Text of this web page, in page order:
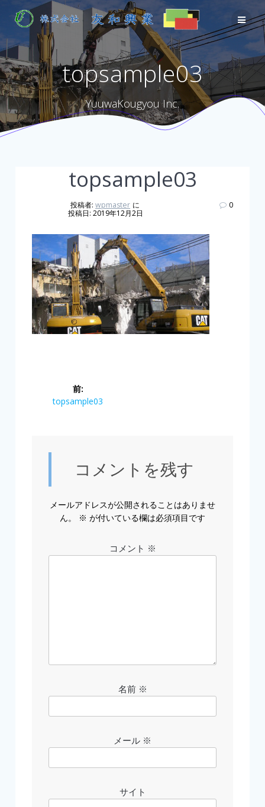
Skip
to
content
topsample03
YuuwaKougyou Inc.
topsample03
投稿者:wpmaster に
投稿日: 2019年12月2日
0
前:
前
topsample03
コメントを残す
メールアドレスが公開されることはありませ
ん。
※ が付いている欄は必須項目です
コメント ※
名前 ※
メール ※
サイト